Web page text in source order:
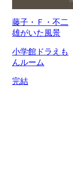
藤子・Ｆ・不二
雄がいた風景
小学館ドラえも
んルーム
完結